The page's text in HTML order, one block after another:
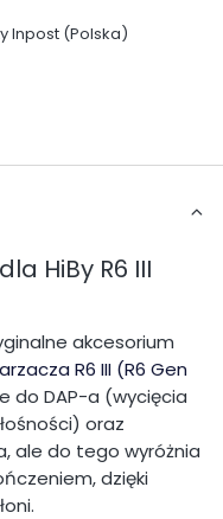
Inpost (Polska)
HiBy R6 III
akcesorium
R6 III (R6 Gen
do DAP-a (wycięcia
oraz
ale do tego wyróżnia
dzięki